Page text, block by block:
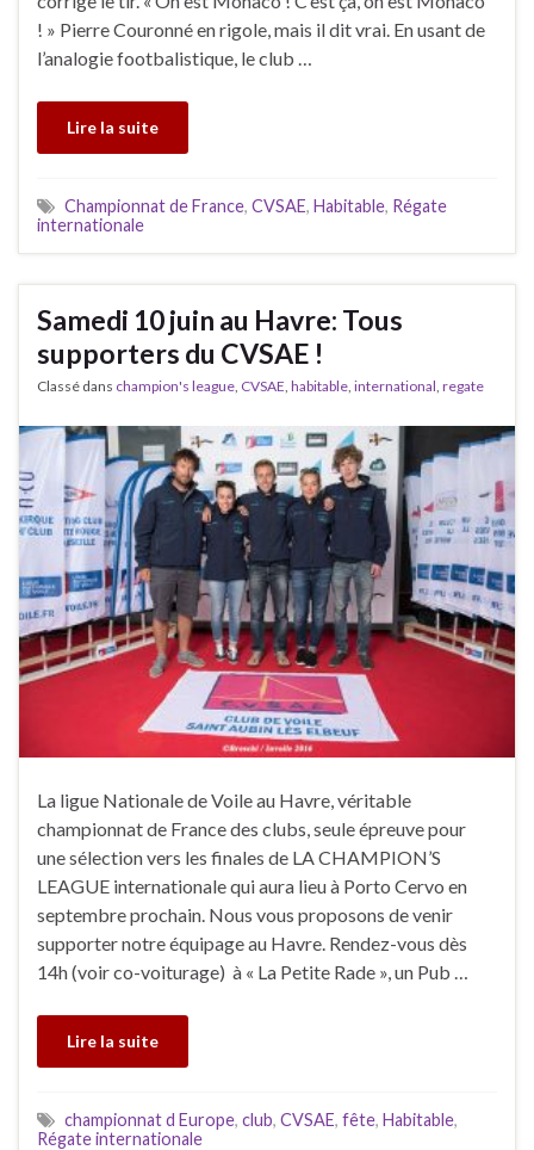
! » Pierre Couronné en rigole, mais il dit vrai. En usant de
l’analogie footbalistique, le club …
Lire la suite
Championnat de France, CVSAE, Habitable, Régate
internationale
Samedi 10 juin au Havre: Tous
supporters du CVSAE !
Classé dans champion's league, CVSAE, habitable, international, regate
La ligue Nationale de Voile au Havre, véritable
championnat de France des clubs, seule épreuve pour
une sélection vers les finales de LA CHAMPION’S
LEAGUE internationale qui aura lieu à Porto Cervo en
septembre prochain. Nous vous proposons de venir
supporter notre équipage au Havre. Rendez-vous dès
14h (voir co-voiturage) à « La Petite Rade », un Pub …
Lire la suite
championnat d Europe, club, CVSAE, fête, Habitable,
Régate internationale